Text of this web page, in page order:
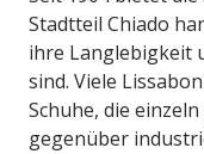
Stadtteil Chiado
ihre Langlebigkeit
sind. Viele
Schuhe, die
gegenüber